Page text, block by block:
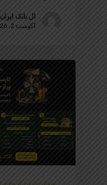
ال بانک ایران
آگوست 2, 2026